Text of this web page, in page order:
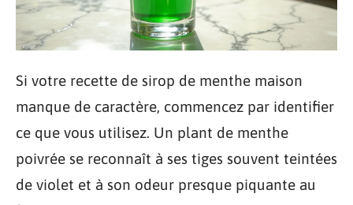
Si votre recette de sirop de menthe maison
manque de caractère, commencez par identifier
ce que vous utilisez. Un plant de menthe
poivrée se reconnaît à ses tiges souvent teintées
de violet et à son odeur presque piquante au